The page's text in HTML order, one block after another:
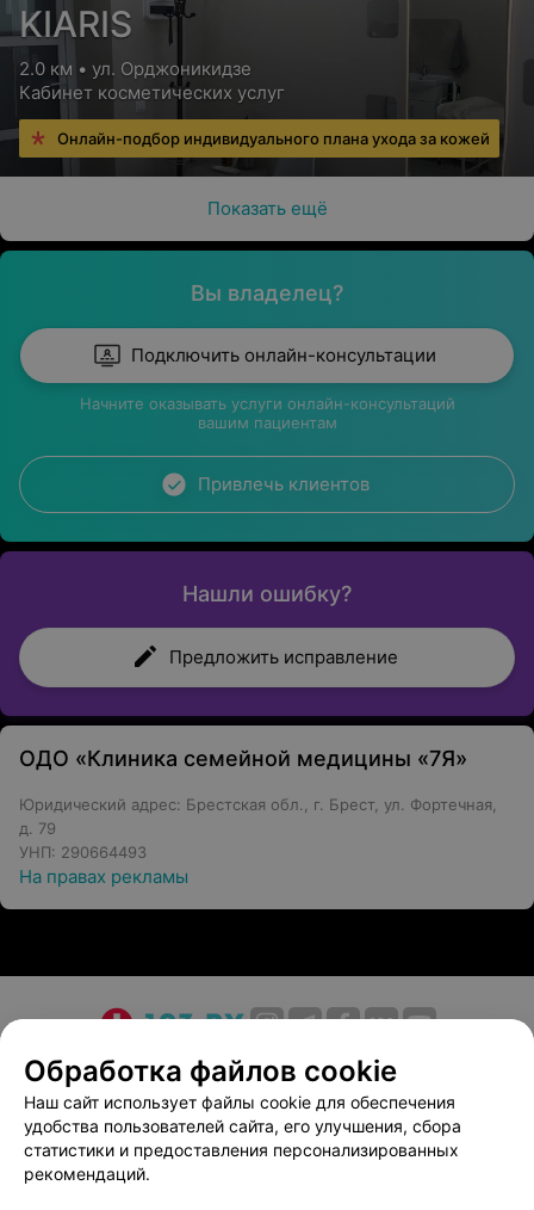
KIARIS
2.0 км • ул. Орджоникидзе
Кабинет косметических услуг
Онлайн-подбор индивидуального плана ухода за кожей
Показать ещё
Вы владелец?
Подключить онлайн-консультации
Начните оказывать услуги онлайн-консультаций
вашим пациентам
Привлечь клиентов
Нашли ошибку?
Предложить исправление
ОДО «Клиника семейной медицины «7Я»
Юридический адрес: Брестская обл., г. Брест, ул. Фортечная,
д. 79
УНП: 290664493
На правах рекламы
О проекте Новости проекта
Размещение рекламы
Медицинский маркетинг
Публичный договор
Пользовательское соглашение
Способы оплаты
Вакансии
Партнеры
Обработка файлов cookie
Наш сайт использует файлы cookie для обеспечения
удобства пользователей сайта, его улучшения, сбора
статистики и предоставления персонализированных
рекомендаций.